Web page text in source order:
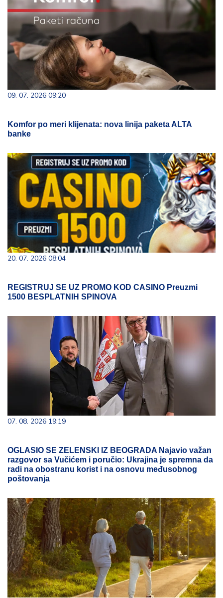
09. 07. 2026 09:20
Komfor po meri klijenata: nova linija paketa ALTA
banke
20. 07. 2026 08:04
REGISTRUJ SE UZ PROMO KOD CASINO Preuzmi
1500 BESPLATNIH SPINOVA
07. 08. 2026 19:19
OGLASIO SE ZELENSKI IZ BEOGRADA Najavio važan
razgovor sa Vučićem i poručio: Ukrajina je spremna da
radi na obostranu korist i na osnovu međusobnog
poštovanja